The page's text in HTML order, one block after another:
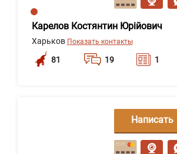
Карелов Костянтин Юрійович
Харьков Показать контакты
81 19 1
Написать
сообщение